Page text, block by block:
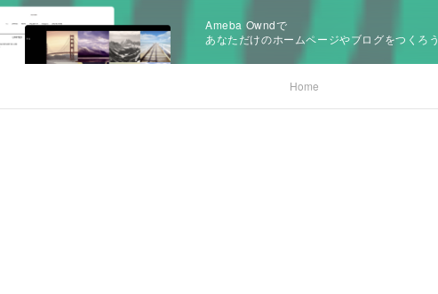
Ameba Owndで
あなただけのホームページやブログをつくろう
Home